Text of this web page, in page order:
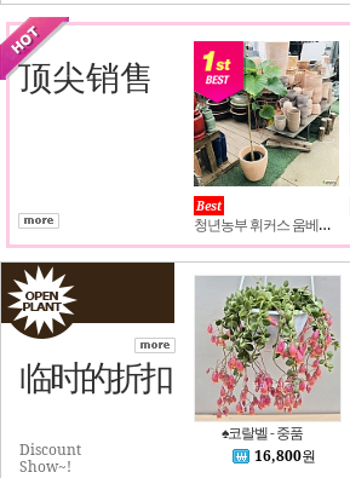
顶尖销售
Best
청년농부 휘커스 움베르타
临时的折扣
Discount
Show~!
♠코랄벨 - 중품
16,800원